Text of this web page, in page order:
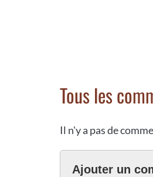
Tous les
Il n'y a pas de
Ajouter un